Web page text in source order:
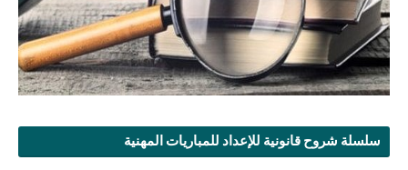
سلسلة شروح قانونية للإعداد للمباريات المهنية